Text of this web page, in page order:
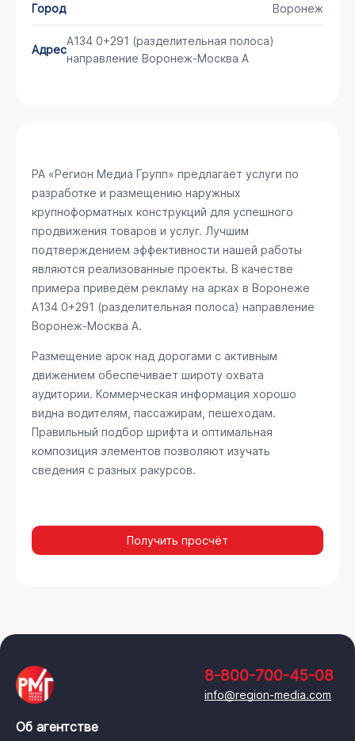
Город Воронеж
Адрес
А134 0+291 (разделительная полоса)
направление Воронеж-Москва А
РА «Регион Медиа Групп» предлагает услуги по
разработке и размещению наружных
крупноформатных конструкций для успешного
продвижения товаров и услуг. Лучшим
подтверждением эффективности нашей работы
являются реализованные проекты. В качестве
примера приведём рекламу на арках в Воронеже
А134 0+291 (разделительная полоса) направление
Воронеж-Москва А.
Размещение арок над дорогами с активным
движением обеспечивает широту охвата
аудитории. Коммерческая информация хорошо
видна водителям, пассажирам, пешеходам.
Правильный подбор шрифта и оптимальная
композиция элементов позволяют изучать
сведения с разных ракурсов.
Получить просчёт
8-800-700-45-08
info@region-media.com
Об агентстве